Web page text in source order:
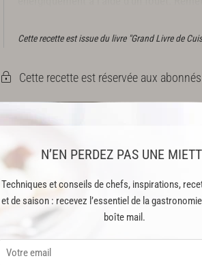
N’EN PERDEZ PAS UNE
Techniques et conseils de chefs, inspirations,
et de saison : recevez l’essentiel de la
boîte mail.
Cette recette est issue du livre "Grand Livre de
Cette recette est réservée aux
ACCESSIBLE !